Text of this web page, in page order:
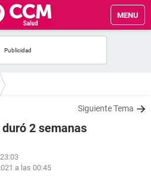
MENU
Siguiente Tema
2 semanas
a las 00:45